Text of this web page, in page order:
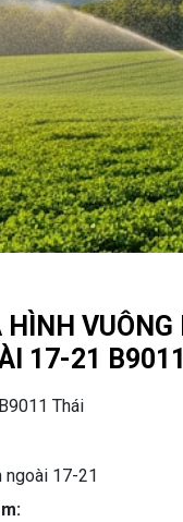
HÌNH VUÔNG
17-21
Thái
ngoài 17-21